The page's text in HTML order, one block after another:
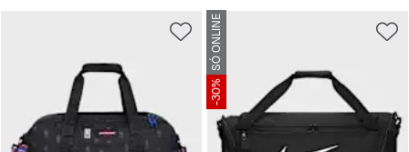
SÓ ONLINE
-30%